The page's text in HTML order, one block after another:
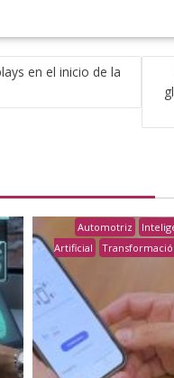
en el inicio de la
Automotriz
Artificial